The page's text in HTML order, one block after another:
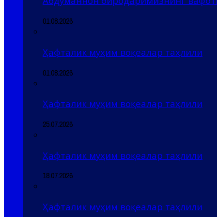
01.08.2026
Ҳафталик муҳим воқеалар таҳлили
01.08.2026
Ҳафталик муҳим воқеалар таҳлили
25.07.2026
Ҳафталик муҳим воқеалар таҳлили
18.07.2026
Ҳафталик муҳим воқеалар таҳлили